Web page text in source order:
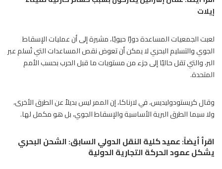
إيلات
لعبت الجمعيات المساعدة دورًا حيويًا، مشيرة إلى أن عمليات الإسقاط
الجوي والتسليم البحري لا يمكن أن تعوض نقص المساعدات التي تُسلم عبر
البر، والتي تقل حاليًا إلى جزء من مستويات ما قبل الحرب بحسب الأمم
المتحدة.
وقال كريستودوليديس، في لارناكا، إن الممر ليس بديلاً عن الطرق الأخرى،
ولا سيما الطرق البرية الأساسية والإسقاط الجوي، بل هو مكمل لها.
اقرأ أيضاً:عميد كلية النقل الدولي السابق: الشحن البحري
يشكل عمود الحركة التجارية الدولية